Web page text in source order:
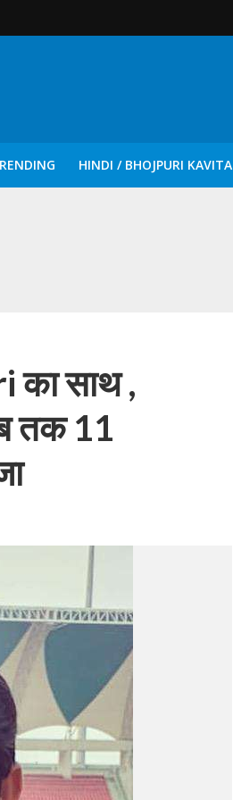
HINDI / BHOJPURI KAVITA
पर हो रही है शूटिंग
का साथ ,
तक 11